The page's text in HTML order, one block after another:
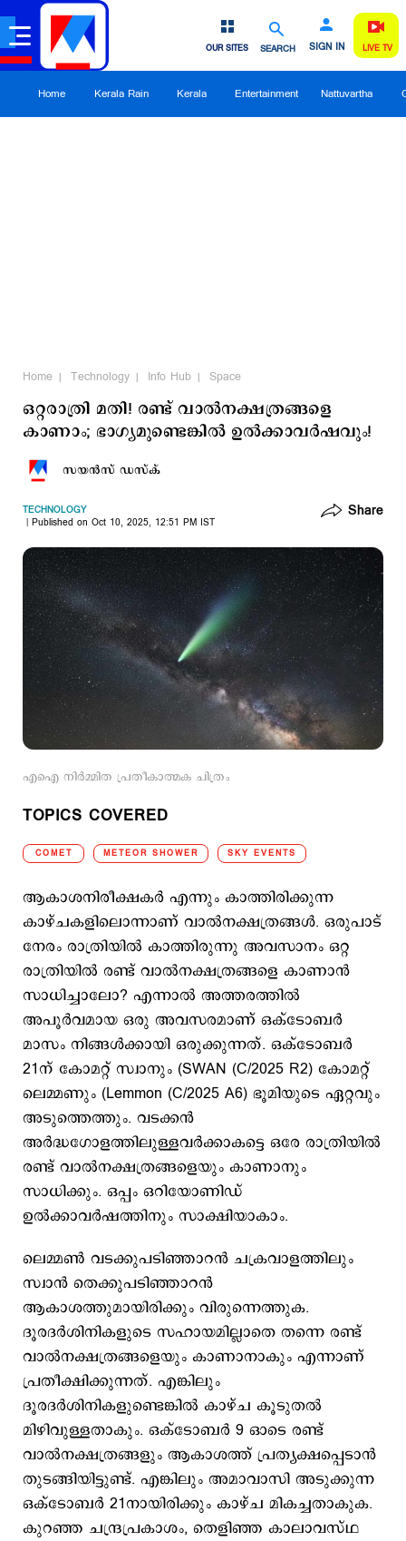
SEARCH SIGN IN
OUR SITES LIVE TV
Home Kerala Rain Kerala Entertainment Nattuvartha
Home Technology Info Hub Space
ഒറ്റരാത്രി മതി! രണ്ട് വാല്‍നക്ഷത്രങ്ങളെ
കാണാം; ഭാഗ്യമുണ്ടെങ്കില്‍ ഉല്‍ക്കാവര്‍ഷവും!
സയന്‍സ് ഡസ്ക്
TECHNOLOGY
Published on Oct 10, 2025, 12:51 PM IST
Share
എഐ നിര്‍മ്മിത പ്രതീകാത്മക ചിത്രം
TOPICS COVERED
COMET METEOR SHOWER SKY EVENTS
ആകാശനിരീക്ഷകര്‍ എന്നും കാത്തിരിക്കുന്ന
കാഴ്ചകളിലൊന്നാണ് വാല്‍നക്ഷത്രങ്ങള്‍. ഒരുപാട്
നേരം രാത്രിയില്‍ കാത്തിരുന്നു അവസാനം ഒറ്റ
രാത്രിയില്‍ രണ്ട് വാല്‍നക്ഷത്രങ്ങളെ കാണാന്‍
സാധിച്ചാലോ? എന്നാല്‍ അത്തരത്തില്‍
അപൂര്‍വമായ ഒരു അവസരമാണ് ഒക്ടോബര്‍
മാസം നിങ്ങള്‍ക്കായി ഒരുക്കുന്നത്. ഒക്ടോബർ
21ന് കോമറ്റ് സ്വാനും (SWAN (C/2025 R2) കോമറ്റ്
ലെമ്മണും (Lemmon (C/2025 A6) ഭൂമിയുടെ ഏറ്റവും
അടുത്തെത്തും. വടക്കൻ
അർദ്ധഗോളത്തിലുള്ളവര്‍ക്കാകട്ടെ ഒരേ രാത്രിയിൽ
രണ്ട് വാൽനക്ഷത്രങ്ങളെയും കാണാനും
സാധിക്കും. ഒപ്പം ഒറിയോണിഡ്
ഉൽക്കാവർഷത്തിനും സാക്ഷിയാകാം.
ലെമ്മണ്‍ വടക്കുപടിഞ്ഞാറൻ ചക്രവാളത്തിലും
സ്വാന്‍ തെക്കുപടിഞ്ഞാറൻ
ആകാശത്തുമായിരിക്കും വിരുന്നെത്തുക.
ദൂരദർശിനികളുടെ സഹായമില്ലാതെ തന്നെ രണ്ട്
വാല്‍നക്ഷത്രങ്ങളെയും കാണാനാകും എന്നാണ്
പ്രതീക്ഷിക്കുന്നത്. എങ്കിലും
ദൂരദർശിനികളുണ്ടെങ്കില്‍ കാഴ്ച കൂടുതല്‍
മിഴിവുള്ളതാകും. ഒക്ടോബർ 9 ഓടെ രണ്ട്
വാൽനക്ഷത്രങ്ങളും ആകാശത്ത് പ്രത്യക്ഷപ്പെടാൻ
തുടങ്ങിയിട്ടുണ്ട്. എങ്കിലും അമാവാസി അടുക്കുന്ന
ഒക്ടോബര്‍ 21നായിരിക്കും കാഴ്ച മികച്ചതാകുക.
കുറഞ്ഞ ചന്ദ്രപ്രകാശം, തെളിഞ്ഞ കാലാവസ്ഥ